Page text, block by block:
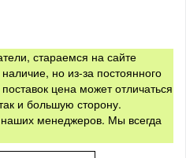
стараемся на сайте
но из-за постоянного
цена может отличаться
и большую сторону.
менеджеров. Мы всегда